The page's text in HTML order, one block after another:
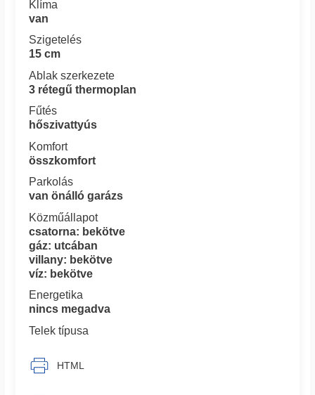
Klíma
van
Szigetelés
15 cm
Ablak szerkezete
3 rétegű thermoplan
Fűtés
hőszivattyús
Komfort
összkomfort
Parkolás
van önálló garázs
Közműállapot
csatorna: bekötve
gáz: utcában
villany: bekötve
víz: bekötve
Energetika
nincs megadva
Telek típusa
HTML